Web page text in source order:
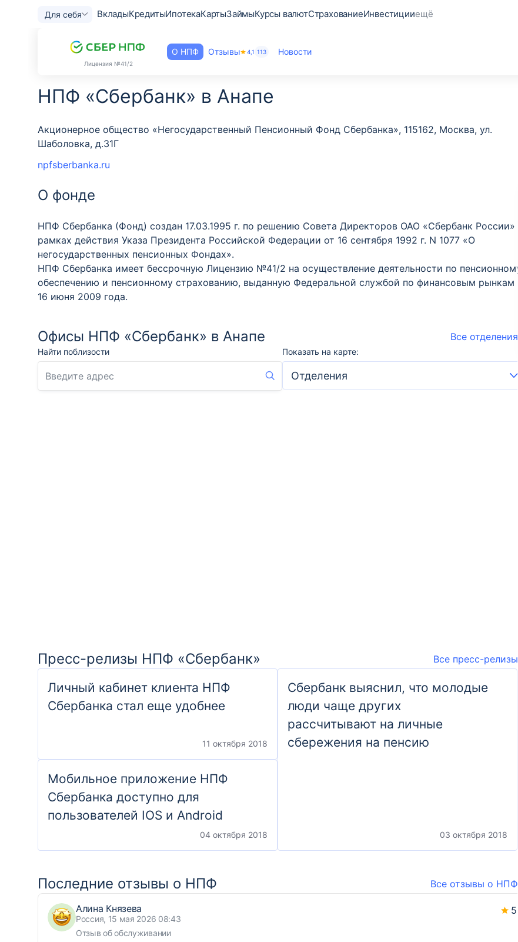
Для себя ВкладыКредитыИпотекаКартыЗаймыКурсы валютСтрахованиеИнвестицииещё
Лицензия №41/2
О НПФ Отзывы 4,1 113 Новости
НПФ «Сбербанк» в Анапе
Акционерное общество «Негосударственный Пенсионный Фонд Сбербанка», 115162, Москва, ул.
Шаболовка, д.31Г
npfsberbanka.ru
О фонде
НПФ Сбербанка (Фонд) создан 17.03.1995 г. по решению Совета Директоров ОАО «Сбербанк России» в
рамках действия Указа Президента Российской Федерации от 16 сентября 1992 г. N 1077 «О
негосударственных пенсионных Фондах».
НПФ Сбербанка имеет бессрочную Лицензию №41/2 на осуществление деятельности по пенсионному
обеспечению и пенсионному страхованию, выданную Федеральной службой по финансовым рынкам
16 июня 2009 года.
Офисы НПФ «Сбербанк» в Анапе Все отделения
Найти поблизости Показать на карте:
Пресс-релизы НПФ «Сбербанк» Все пресс-релизы
Личный кабинет клиента НПФ
Сбербанка стал еще удобнее
11 октября 2018
Мобильное приложение НПФ
Сбербанка доступно для
пользователей IOS и Android
04 октября 2018
Сбербанк выяснил, что молодые
люди чаще других
рассчитывают на личные
сбережения на пенсию
03 октября 2018
Последние отзывы о НПФ Все отзывы о НПФ
5
Алина Князева
Россия, 15 мая 2026 08:43
Отзыв об обслуживании